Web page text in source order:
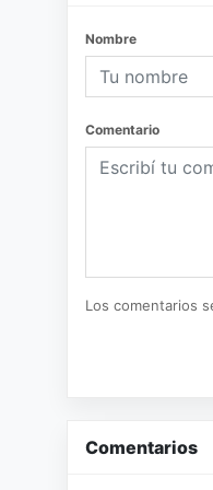
Nombre
Comentario
Los comentarios
Comentarios